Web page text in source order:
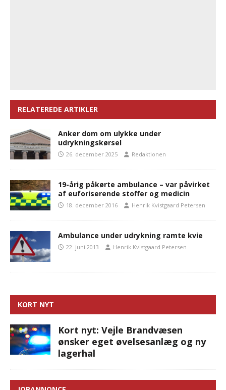
RELATEREDE ARTIKLER
Anker dom om ulykke under
udrykningskørsel
26. december 2025 Redaktionen
19-årig påkørte ambulance – var påvirket
af euforiserende stoffer og medicin
18. december 2016 Henrik Kvistgaard Petersen
Ambulance under udrykning ramte kvie
22. juni 2013 Henrik Kvistgaard Petersen
KORT NYT
Kort nyt: Vejle Brandvæsen
ønsker eget øvelsesanlæg og ny
lagerhal